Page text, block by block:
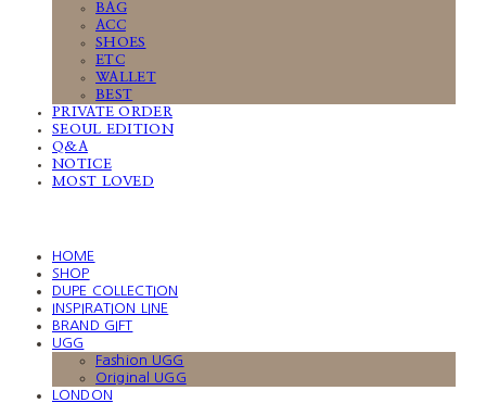
BAG
ACC
SHOES
ETC
WALLET
BEST
PRIVATE ORDER
SEOUL EDITION
Q&A
NOTICE
MOST LOVED
HOME
SHOP
DUPE COLLECTION
INSPIRATION LINE
BRAND GIFT
UGG
Fashion UGG
Original UGG
LONDON